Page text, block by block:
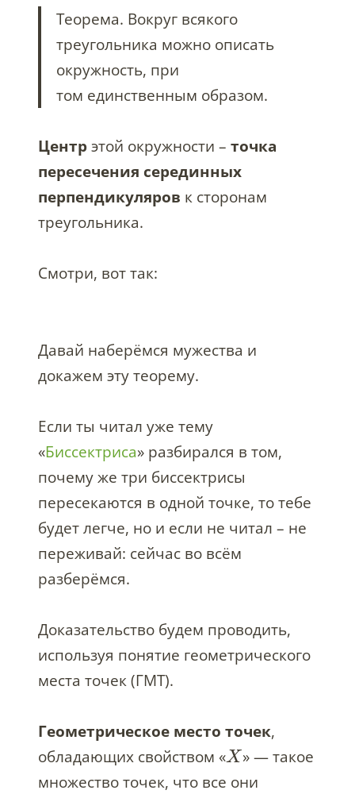
Теорема. Вокруг всякого
треугольника можно описать
окружность, при
том единственным образом.
Центрэтой окружности – точка
пересечения серединных
перпендикуляров к сторонам
треугольника.
Смотри, вот так:
Давай наберёмся мужества и
докажем эту теорему.
Если ты читал уже тему
«Биссектриса» разбирался в том,
почему же три биссектрисы
пересекаются в одной точке, то тебе
будет легче, но и если не читал – не
переживай: сейчас во всём
разберёмся.
Доказательство будем проводить,
используя понятие геометрического
места точек (ГМТ).
Геометрическое место точек,
обладающих свойством «X» — такое
множество точек, что все они